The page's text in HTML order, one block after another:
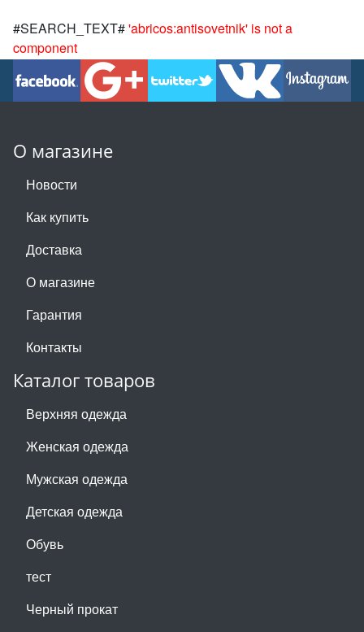
#SEARCH_TEXT#'abricos:antisovetnik' is not a
component
О магазине
Новости
Как купить
Доставка
О магазине
Гарантия
Контакты
Каталог товаров
Верхняя одежда
Женская одежда
Мужская одежда
Детская одежда
Обувь
тест
Черный прокат